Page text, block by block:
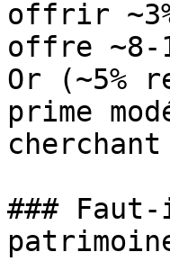
offrir
offre ~8-
Or (~5%
prime
###